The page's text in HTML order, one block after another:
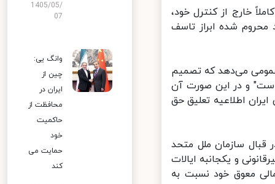
خارج از کنترل خود،
شده ابراز تاسف
می‌دهد که تصمیم
و در این صورت آن
اطلاعیه تعلیق حق
سازمان ملل متحد
و یکجانبه ایالات
معوق خود نسبت به
1405/05/
07
وانگ یی:
چین از
ایران در
محافظت از
حاکمیت
خود
حمایت می
کند